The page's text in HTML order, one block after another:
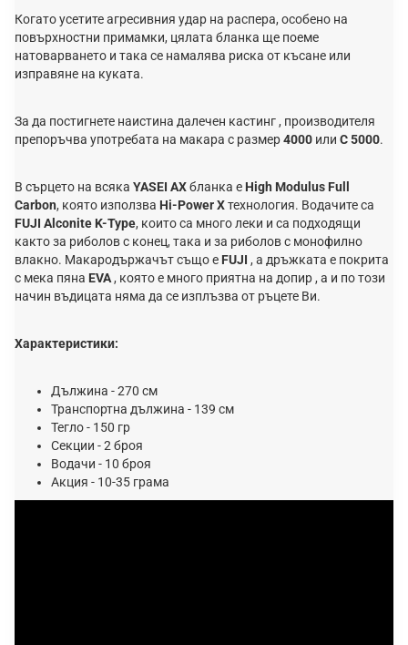
Когато усетите агресивния удар на распера, особено на
повърхностни примамки, цялата бланка ще поеме
натоварването и така се намалява риска от късане или
изправяне на куката.
За да постигнете наистина далечен кастинг , производителя
препоръчва употребата на макара с размер4000 или C 5000.
В сърцето на всяка YASEI AXбланка е High Modulus Full
Carbon, която използва Hi-Power Xтехнология. Водачите са
FUJI Alconite K-Type, които са много леки и са подходящи
както за риболов с конец, така и за риболов с монофилно
влакно. Макародържачът също е FUJI , а дръжката е покрита
с мека пяна EVA, която е много приятна на допир , а и по този
начин въдицата няма да се изплъзва от ръцете Ви.
Характеристики:
Дължина - 270 см
Транспортна дължина - 139 см
Тегло - 150 гр
Секции - 2 броя
Водачи - 10 броя
Акция - 10-35 грама